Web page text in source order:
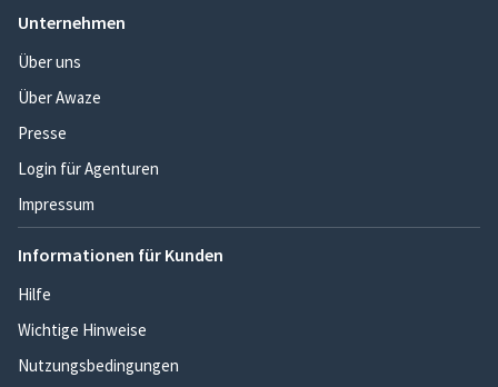
Unternehmen
Über uns
Über Awaze
Presse
Login für Agenturen
Impressum
Informationen für Kunden
Hilfe
Wichtige Hinweise
Nutzungsbedingungen